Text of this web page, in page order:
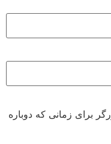
برای زمانی که دوباره